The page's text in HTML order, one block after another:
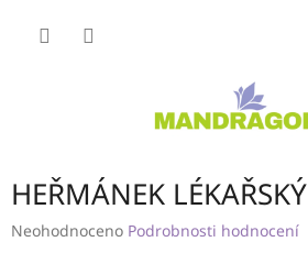
HEŘMÁNEK LÉKAŘSKÝ
Průměrné
Neohodnoceno Podrobnosti hodnocení